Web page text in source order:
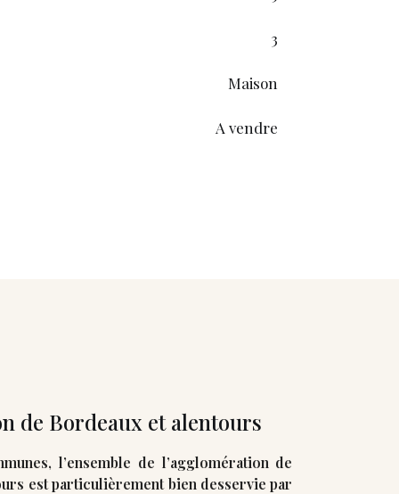
3
Maison
A vendre
de Bordeaux et alentours
l’ensemble de l’agglomération de
est particulièrement bien desservie par